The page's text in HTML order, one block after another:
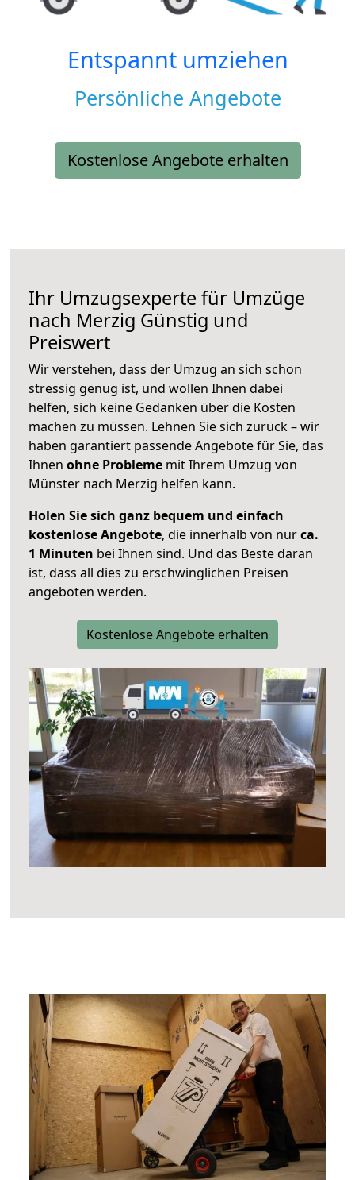
Entspannt umziehen
Persönliche Angebote
Kostenlose Angebote erhalten
Ihr Umzugsexperte für Umzüge
nach Merzig Günstig und
Preiswert
Wir verstehen, dass der Umzug an sich schon
stressig genug ist, und wollen Ihnen dabei
helfen, sich keine Gedanken über die Kosten
machen zu müssen. Lehnen Sie sich zurück – wir
haben garantiert passende Angebote für Sie, das
Ihnen ohne Probleme mit Ihrem Umzug von
Münster nach Merzig helfen kann.
Holen Sie sich ganz bequem und einfach
kostenlose Angebote, die innerhalb von nurca.
1 Minuten bei Ihnen sind. Und das Beste daran
ist, dass all dies zu erschwinglichen Preisen
angeboten werden.
Kostenlose Angebote erhalten